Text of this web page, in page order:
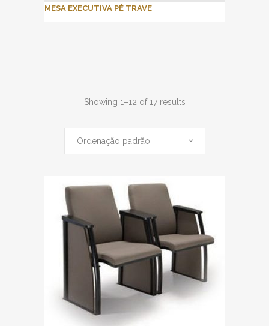
MESA EXECUTIVA PÉ TRAVE
Showing 1–12 of 17 results
Ordenação padrão